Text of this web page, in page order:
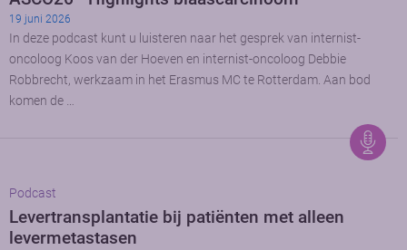
19 juni 2026
In deze podcast kunt u luisteren naar het gesprek van internist-
oncoloog Koos van der Hoeven en internist-oncoloog Debbie
Robbrecht, werkzaam in het Erasmus MC te Rotterdam. Aan bod
komen de …
Podcast
Levertransplantatie bij patiënten met alleen
levermetastasen